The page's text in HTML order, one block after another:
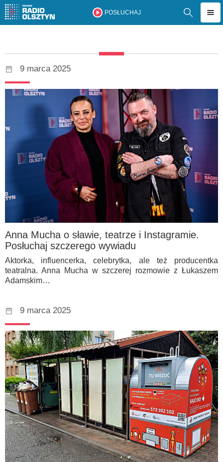
POSŁUCHAJ
9 marca 2025
Anna Mucha o sławie, teatrze i Instagramie.
Posłuchaj szczerego wywiadu
Aktorka, influencerka, celebrytka, ale też producentka
teatralna. Anna Mucha w szczerej rozmowie z Łukaszem
Adamskim…
9 marca 2025